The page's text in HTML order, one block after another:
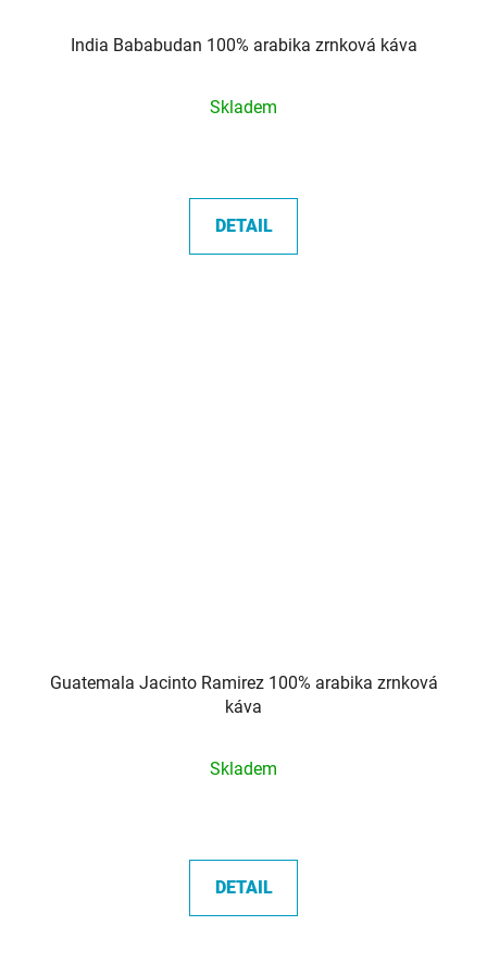
India Bababudan 100% arabika zrnková káva
hodnocení
z
Skladem
DETAIL
Guatemala Jacinto Ramirez 100% arabika zrnková
káva
hodnocení
z
Skladem
DETAIL